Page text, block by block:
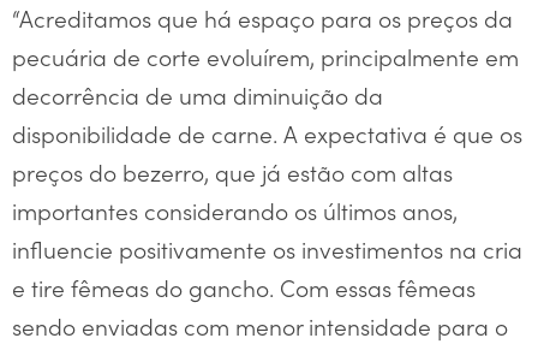
“Acreditamos que há espaço para os preços da
pecuária de corte evoluírem, principalmente em
decorrência de uma diminuição da
disponibilidade de carne. A expectativa é que os
preços do bezerro, que já estão com altas
importantes considerando os últimos anos,
influencie positivamente os investimentos na cria
e tire fêmeas do gancho. Com essas fêmeas
sendo enviadas com menor intensidade para o